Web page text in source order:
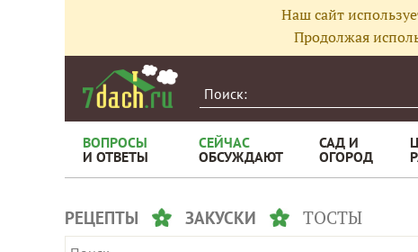
Наш сайт
Продолжая
ВОПРОСЫ
И ОТВЕТЫ
СЕЙЧАС
ОБСУЖДАЮТ
САД И
ОГОРОД
РЕЦЕПТЫ ЗАКУСКИ ТОСТЫ